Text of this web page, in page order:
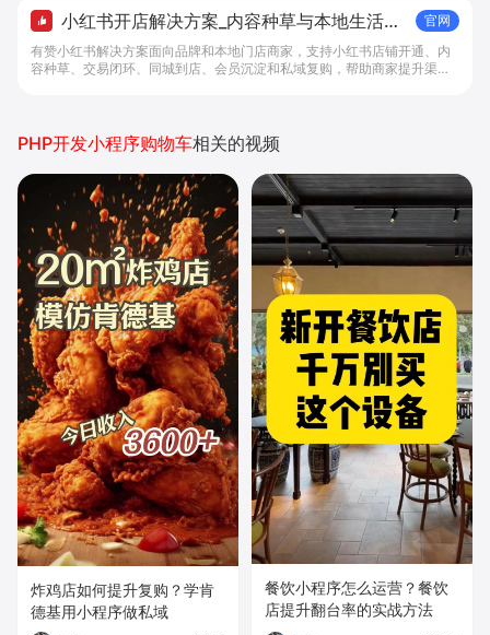
小红书开店解决方案_内容种草与本地生活转
化工具 - 做生意, 找有赞
官网
有赞小红书解决方案面向品牌和本地门店商家，支持小红书店铺开通、内
容种草、交易闭环、同城到店、会员沉淀和私域复购，帮助商家提升渠道
PHP开发小程序购物车相关的视频
炸鸡店如何提升复购？学肯
德基用小程序做私域
餐饮小程序怎么运营？餐饮
店提升翻台率的实战方法